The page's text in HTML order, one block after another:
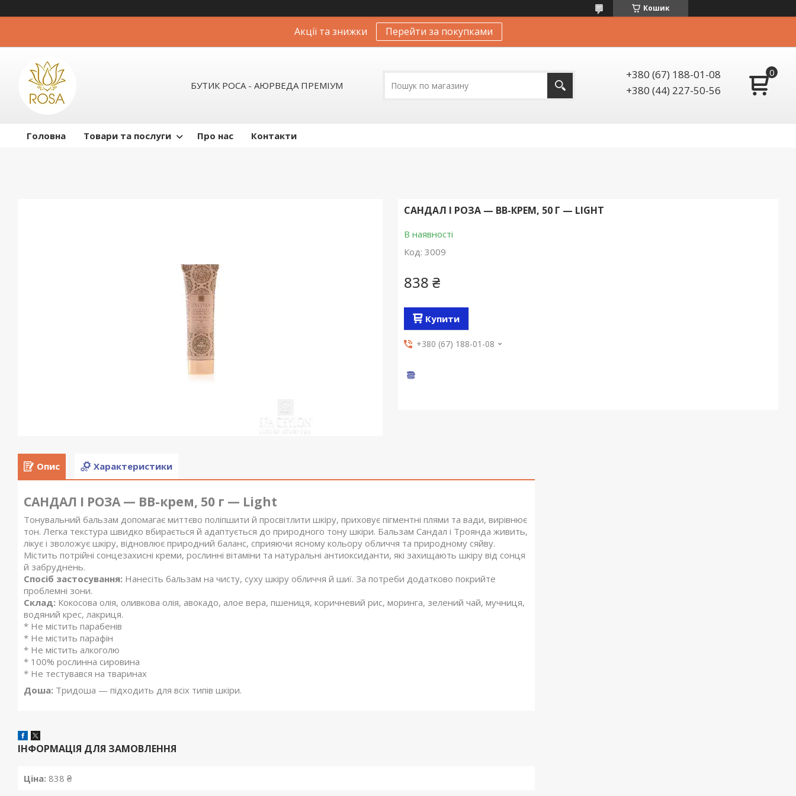
Кошик
Акції та знижки Перейти за покупками
БУТИК РОСА - АЮРВЕДА ПРЕМІУМ
+380 (67) 188-01-08
+380 (44) 227-50-56
Головна Товари та послуги Про нас Контакти
САНДАЛ І РОЗА — ВВ-КРЕМ, 50 Г — LIGHT
В наявності
Код: 3009
838 ₴
Купити
+380 (67) 188-01-08
Опис Характеристики
САНДАЛ І РОЗА — ВВ-крем, 50 г — Light
Тонувальний бальзам допомагає миттєво поліпшити й просвітлити шкіру, приховує пігментні плями та вади, вирівнює
тон. Легка текстура швидко вбирається й адаптується до природного тону шкіри. Бальзам Сандал і Троянда живить,
лікує і зволожує шкіру, відновлює природний баланс, сприяючи ясному кольору обличчя та природному сяйву.
Містить потрійні сонцезахисні креми, рослинні вітаміни та натуральні антиоксиданти, які захищають шкіру від сонця
й забруднень.
Спосіб застосування: Нанесіть бальзам на чисту, суху шкіру обличчя й шиї. За потреби додатково покрийте
проблемні зони.
Склад: Кокосова олія, оливкова олія, авокадо, алое вера, пшениця, коричневий рис, моринга, зелений чай, мучниця,
водяний крес, лакриця.
* Не містить парабенів
* Не містить парафін
* Не містить алкоголю
* 100% рослинна сировина
* Не тестувався на тваринах
Доша: Тридоша — підходить для всіх типів шкіри.
ІНФОРМАЦІЯ ДЛЯ ЗАМОВЛЕННЯ
Ціна: 838 ₴